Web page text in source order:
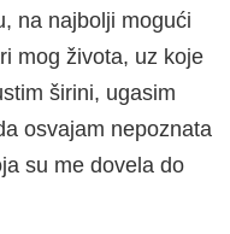
na najbolji mogući
mog života, uz koje
širini, ugasim
osvajam nepoznata
su me dovela do